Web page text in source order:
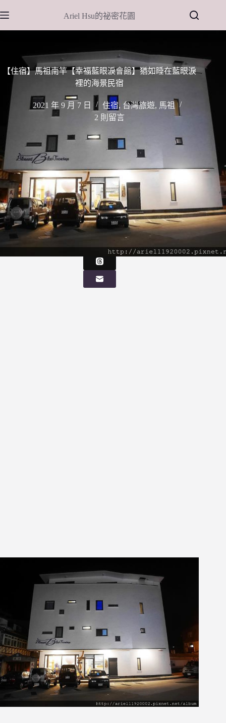
至
主
Ariel Hsu的祕密花園
【住宿】馬祖南竿【幸福藍眼淚會館】猶如睡在藍眼淚
裡的海景民宿
2021 年 9 月 7 日 住宿, 台灣旅遊, 馬祖
2 則留言